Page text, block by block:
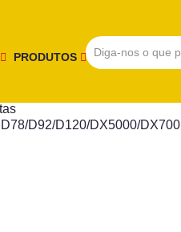
PRODUTOS
D92/D120/DX5000/